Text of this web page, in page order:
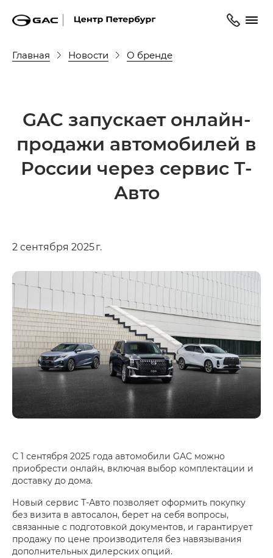
Главная Новости О бренде
GAC запускает онлайн-
продажи автомобилей в
России через сервис Т-
Авто
2 сентября 2025 г.
С 1 сентября 2025 года автомобили GAC можно
приобрести онлайн, включая выбор комплектации и
доставку до дома.
Новый сервис Т-Авто позволяет оформить покупку
без визита в автосалон, берет на себя вопросы,
связанные с подготовкой документов, и гарантирует
продажу по цене производителя без навязывания
дополнительных дилерских опций.